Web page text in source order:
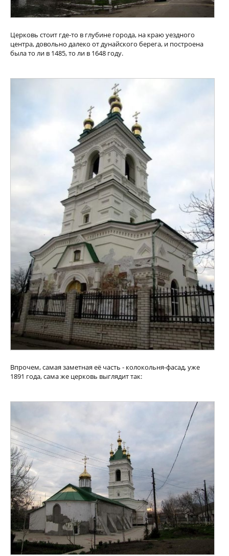
Церковь стоит где-то в глубине города, на краю уездного
центра, довольно далеко от дунайского берега, и построена
была то ли в 1485, то ли в 1648 году.
Впрочем, самая заметная её часть - колокольня-фасад, уже
1891 года, сама же церковь выглядит так: